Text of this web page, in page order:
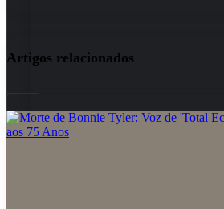
Artigos relacionados